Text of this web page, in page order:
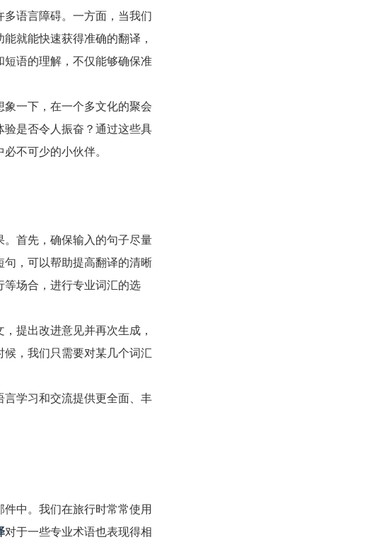
语言障碍。一方面，当我们
就能快速获得准确的翻译，
语的理解，不仅能够确保准
一下，在一个多文化的聚会
是否令人振奋？通过这些具
不可少的小伙伴。
首先，确保输入的句子尽量
，可以帮助提高翻译的清晰
场合，进行专业词汇的选
提出改进意见并再次生成，
，我们只需要对某几个词汇
学习和交流提供更全面、丰
中。我们在旅行时常常使用
对于一些专业术语也表现得相